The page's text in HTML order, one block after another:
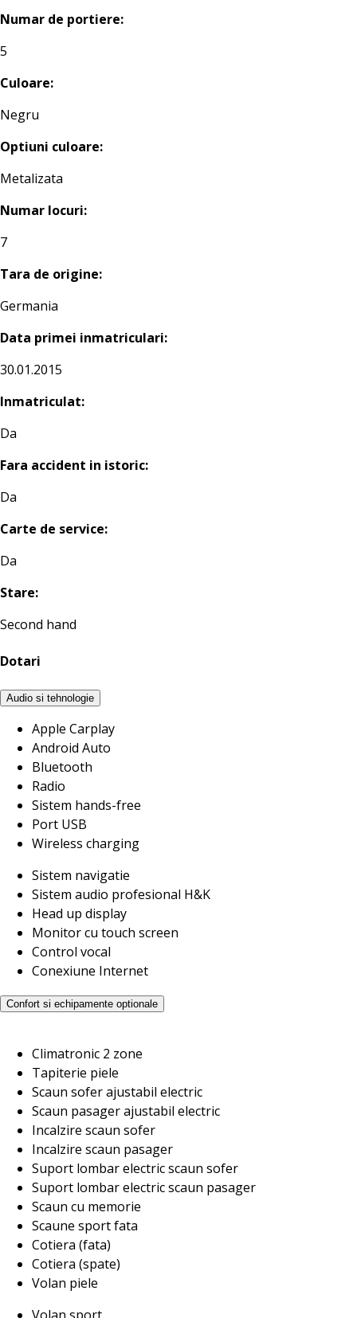
Numar de portiere:
5
Culoare:
Negru
Optiuni culoare:
Metalizata
Numar locuri:
7
Tara de origine:
Germania
Data primei inmatriculari:
30.01.2015
Inmatriculat:
Da
Fara accident in istoric:
Da
Carte de service:
Da
Stare:
Second hand
Dotari
Audio si tehnologie
Apple Carplay
Android Auto
Bluetooth
Radio
Sistem hands-free
Port USB
Wireless charging
Sistem navigatie
Sistem audio profesional H&K
Head up display
Monitor cu touch screen
Control vocal
Conexiune Internet
Confort si echipamente optionale
Climatronic 2 zone
Tapiterie piele
Scaun sofer ajustabil electric
Scaun pasager ajustabil electric
Incalzire scaun sofer
Incalzire scaun pasager
Suport lombar electric scaun sofer
Suport lombar electric scaun pasager
Scaun cu memorie
Scaune sport fata
Cotiera (fata)
Cotiera (spate)
Volan piele